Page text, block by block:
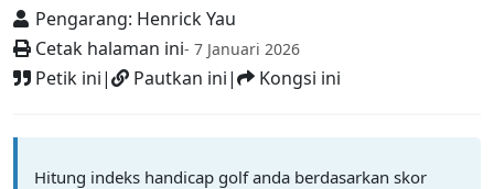
Pengarang: Henrick Yau
Cetak halaman ini- 7 Januari 2026
Petik ini| Pautkan ini| Kongsi ini
Hitung indeks handicap golf anda berdasarkan skor